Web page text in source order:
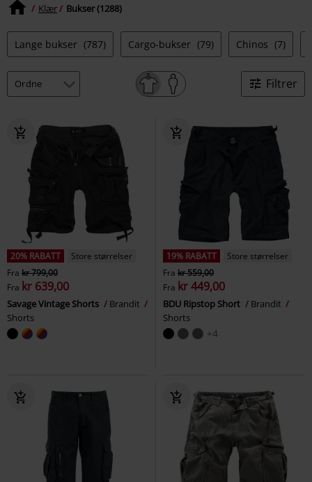
Klær Bukser (1288)
Lange bukser (787) Cargo-bukser (79) Chinos (7)
Filtrer
20% RABATT
Store størrelser
Fra kr 799,00
Fra kr 639,00
Savage Vintage Shorts
Brandit
Shorts
19% RABATT
Store størrelser
Fra kr 559,00
Fra kr 449,00
BDU Ripstop Short
Brandit
Shorts
+4